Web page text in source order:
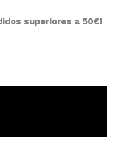
superiores a 50€!